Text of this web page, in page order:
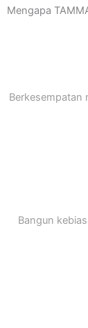
Mengapa
Berkesempatan
Bangun